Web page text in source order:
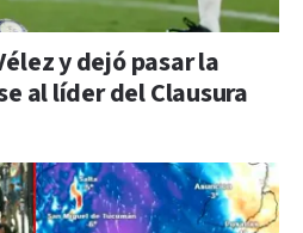
y dejó pasar la
al líder del Clausura